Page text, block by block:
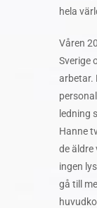
hela
Våren
Sverige
arbetar.
ledning
Hanne
de äldre
ingen
gå till